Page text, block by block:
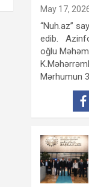
May 17,
“Nuh.az”
edib.
oğlu
Mərhumun